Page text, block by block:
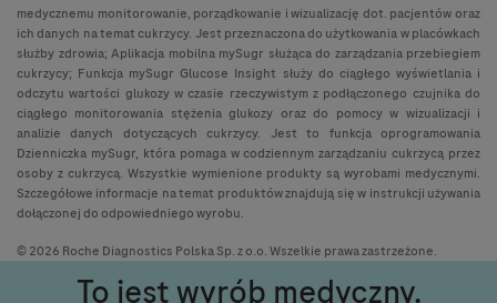
medycznemu monitorowanie, porządkowanie i wizualizację dot. pacjentów oraz
ich danych na temat cukrzycy. Jest przeznaczona do użytkowania w placówkach
służby zdrowia; Aplikacja mobilna mySugr służąca do zarządzania przebiegiem
cukrzycy; Funkcja mySugr Glucose Insight służy do ciągłego wyświetlania i
odczytu wartości glukozy w czasie rzeczywistym z podłączonego czujnika do
ciągłego monitorowania stężenia glukozy oraz do pomocy w wizualizacji i
analizie danych dotyczących cukrzycy. Jest to funkcja oprogramowania
Dzienniczka mySugr, która pomaga w codziennym zarządzaniu cukrzycą przez
osoby z cukrzycą. Wszystkie wymienione produkty są wyrobami medycznymi.
Szczegółowe informacje na temat produktów znajdują się w instrukcji używania
dołączonej do odpowiedniego wyrobu.
© 2026 Roche Diagnostics Polska Sp. z o.o. Wszelkie prawa zastrzeżone.
To jest wyrób medyczny.